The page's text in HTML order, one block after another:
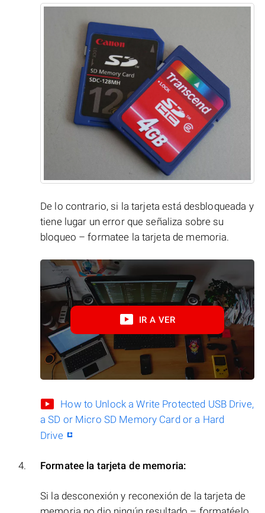
De lo contrario, si la tarjeta está desbloqueada y
tiene lugar un error que señaliza sobre su
bloqueo – formatee la tarjeta de memoria.
IR A VER
How to Unlock a Write Protected USB Drive,
a SD or Micro SD Memory Card or a Hard
Drive
Formatee la tarjeta de memoria:
Si la desconexión y reconexión de la tarjeta de